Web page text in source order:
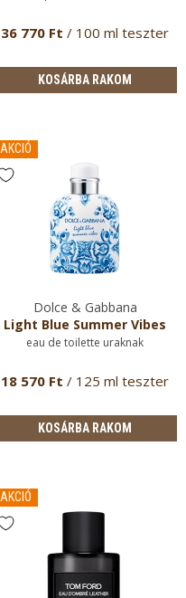
36 770 Ft / 100 ml teszter
KOSÁRBA RAKOM
AKCIÓ
Dolce & Gabbana
Light Blue Summer Vibes
eau de toilette uraknak
18 570 Ft / 125 ml teszter
KOSÁRBA RAKOM
AKCIÓ